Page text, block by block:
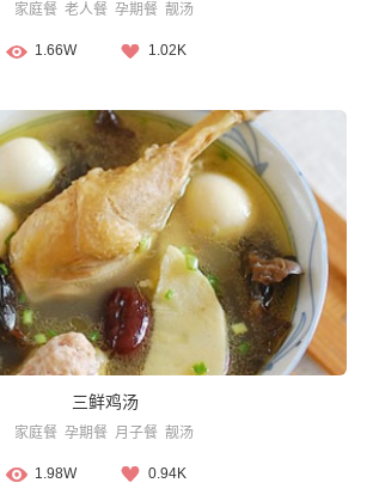
家庭餐 老人餐 孕期餐 靓汤
1.66W 1.02K
三鲜鸡汤
家庭餐 孕期餐 月子餐 靓汤
1.98W 0.94K